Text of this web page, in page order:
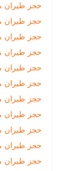
حجز طيران من
حجز طيران من
حجز طيران من
حجز طيران من
حجز طيران من
حجز طيران من
حجز طيران من
حجز طيران من
حجز طيران من
حجز طيران من
حجز طيران من